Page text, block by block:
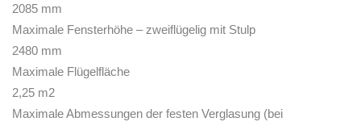
2085 mm
Maximale Fensterhöhe – zweiflügelig mit Stulp
2480 mm
Maximale Flügelfläche
2,25 m2
Maximale Abmessungen der festen Verglasung (bei